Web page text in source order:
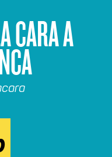
CARA A